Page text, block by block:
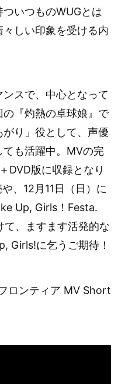
いつものWUGとは
しい印象を受ける内
スで、中心となって
『灼熱の卓球娘』で
り」役として、声優
ても活躍中。MVの完
DVD版に収録となり
、12月11日（日）に
Up, Girls！Festa.
て、ますます活発的な
Girls!に乞うご期待！
ロンティア MV Short